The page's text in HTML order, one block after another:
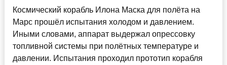
Космический корабль Илона Маска для полёта на
Марс прошёл испытания холодом и давлением.
Иными словами, аппарат выдержал опрессовку
топливной системы при полётных температуре и
давлении. Испытания проходил прототип корабля